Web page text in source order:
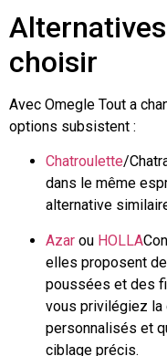
choisir
Avec Omegle Tout a
options subsistent :
Chatroulette/
dans le même
alternative
Azar ou HOLLA
elles proposent
poussées et des
vous privilégiez la
personnalisés et
ciblage précis.